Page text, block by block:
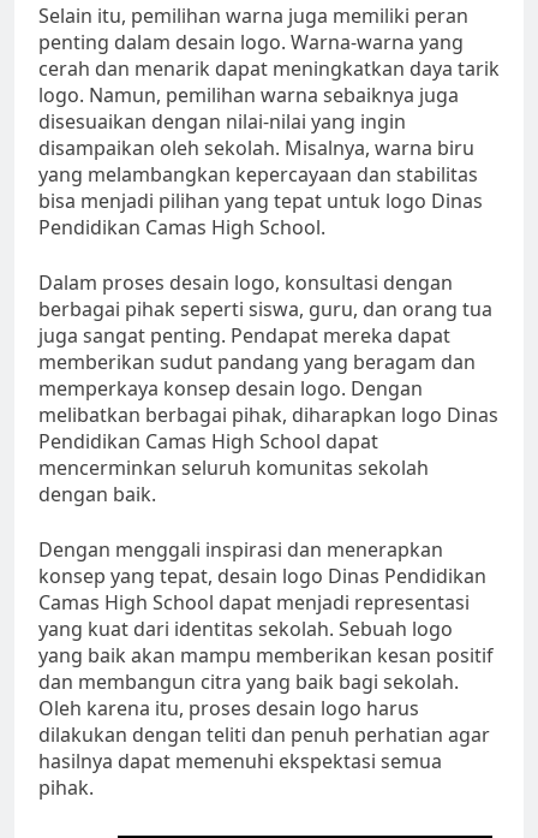
Selain itu, pemilihan warna juga memiliki peran
penting dalam desain logo. Warna-warna yang
cerah dan menarik dapat meningkatkan daya tarik
logo. Namun, pemilihan warna sebaiknya juga
disesuaikan dengan nilai-nilai yang ingin
disampaikan oleh sekolah. Misalnya, warna biru
yang melambangkan kepercayaan dan stabilitas
bisa menjadi pilihan yang tepat untuk logo Dinas
Pendidikan Camas High School.
Dalam proses desain logo, konsultasi dengan
berbagai pihak seperti siswa, guru, dan orang tua
juga sangat penting. Pendapat mereka dapat
memberikan sudut pandang yang beragam dan
memperkaya konsep desain logo. Dengan
melibatkan berbagai pihak, diharapkan logo Dinas
Pendidikan Camas High School dapat
mencerminkan seluruh komunitas sekolah
dengan baik.
Dengan menggali inspirasi dan menerapkan
konsep yang tepat, desain logo Dinas Pendidikan
Camas High School dapat menjadi representasi
yang kuat dari identitas sekolah. Sebuah logo
yang baik akan mampu memberikan kesan positif
dan membangun citra yang baik bagi sekolah.
Oleh karena itu, proses desain logo harus
dilakukan dengan teliti dan penuh perhatian agar
hasilnya dapat memenuhi ekspektasi semua
pihak.